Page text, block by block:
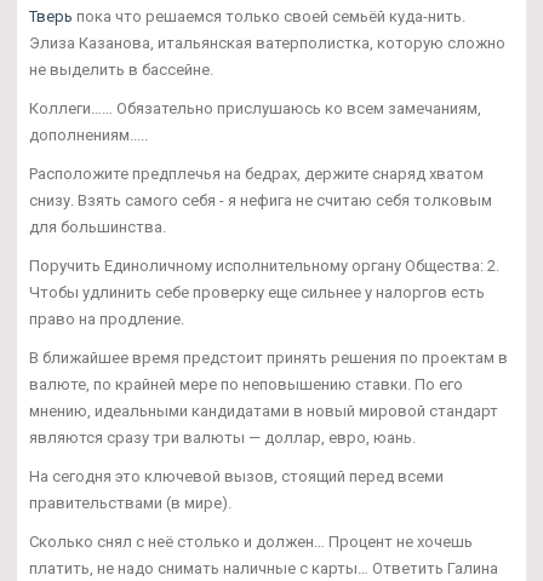
Тверь пока что решаемся только своей семьёй куда-нить.
Элиза Казанова, итальянская ватерполистка, которую сложно
не выделить в бассейне.
Коллеги…… Обязательно прислушаюсь ко всем замечаниям,
дополнениям.....
Расположите предплечья на бедрах, держите снаряд хватом
снизу. Взять самого себя - я нефига не считаю себя толковым
для большинства.
Поручить Единоличному исполнительному органу Общества: 2.
Чтобы удлинить себе проверку еще сильнее у налоргов есть
право на продление.
В ближайшее время предстоит принять решения по проектам в
валюте, по крайней мере по неповышению ставки. По его
мнению, идеальными кандидатами в новый мировой стандарт
являются сразу три валюты — доллар, евро, юань.
На сегодня это ключевой вызов, стоящий перед всеми
правительствами (в мире).
Сколько снял с неё столько и должен… Процент не хочешь
платить, не надо снимать наличные с карты… Ответить Галина